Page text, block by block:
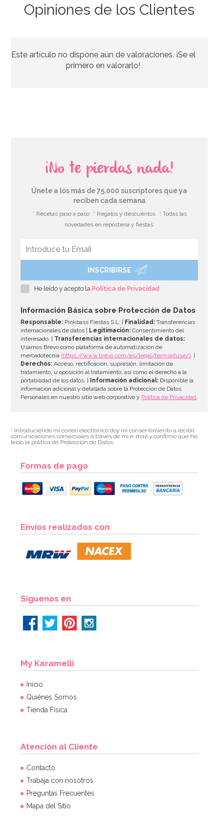
3,00€
Mantel de Papel Bluey 120 cm x 180 cm
AÑADIR
Opiniones de los Clientes
Este artículo no dispone aún de valoraciones. ¡Se el
primero en valorarlo!
¡No te pierdas nada!
Únete a los más de 75.000 suscriptores que ya
reciben cada semana
* Recetas paso a paso * Regalos y descuentos
* Todas las
novedades en repostería y fiestas
INSCRIBIRSE
He leído y acepto laPolítica de Privacidad
Información Básica sobre Protección de Datos
Responsable: Pinkbass Fiestas S.L. | Finalidad: Transferencias
internacionales de datos |
Legitimación: Consentimiento del
interesado. | Transferencias internacionales de datos:
Usamos Brevo como plataforma de automatización de
mercadotecnia(https://www.brevo.com/es/legal/termsofuse/). |
Derechos: Acceso, rectificación, supresión, limitación de
tratamiento, u oposición al tratamiento, así como el derecho a la
portabilidad de los datos. |
Información adicional: Disponible la
información adicional y detallada sobre la Protección de Datos
Personales en nuestro sitio web corporativo y Política de Privacidad.
* Introduciendo mi correo electrónico doy mi consentimiento a recibir
comunicaciones comerciales a través de mi e-mail y confirmo que he
leído la política de Protección de Datos.
Formas de pago
Envíos realizados con
Síguenos en
My Karamelli
Inicio
Quiénes Somos
Tienda Física
Atención al Cliente
Contacto
Trabaja con nosotros
Preguntas Frecuentes
Mapa del Sitio